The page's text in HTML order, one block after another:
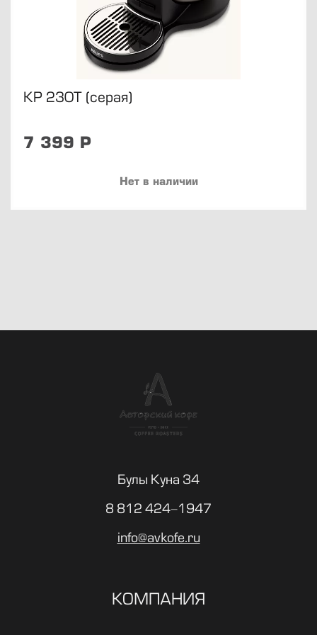
8 812 424-1947
info@avkofe.ru
Пн.-Пт., 10-19
KP 230T (серая)
7 399 Р
Нет в наличии
Булы Куна 34
8 812 424-1947
info@avkofe.ru
КОМПАНИЯ